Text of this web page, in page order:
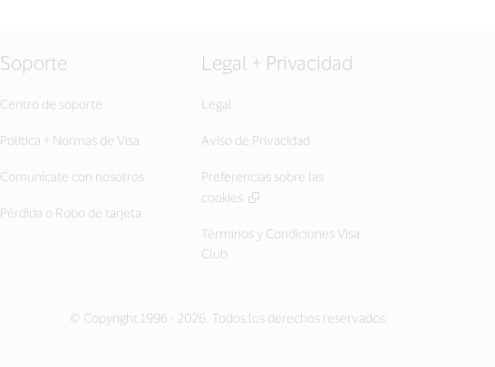
Soporte
Centro de soporte
Política + Normas de Visa
Comunícate con nosotros
Pérdida o Robo de tarjeta
Legal + Privacidad
Legal
Aviso de Privacidad
Preferencias sobre las
cookies
Términos y Condiciones Visa
Club
© Copyright 1996 - 2026. Todos los derechos reservados.